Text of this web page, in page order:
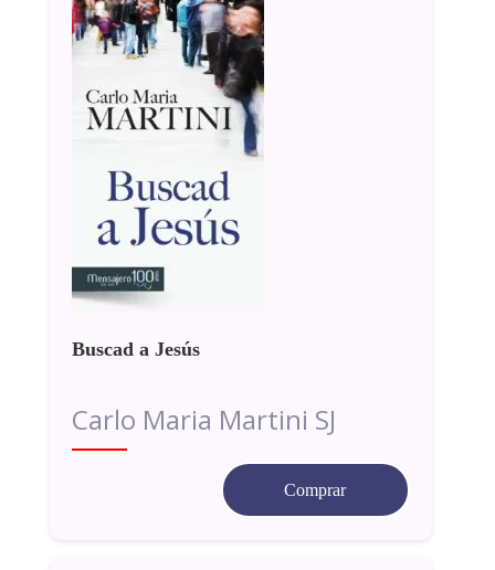
Buscad a Jesús
Carlo Maria Martini SJ
Comprar